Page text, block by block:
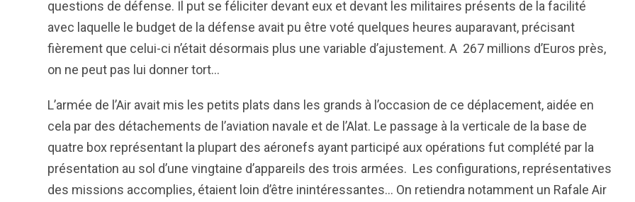
questions de défense. Il put se féliciter devant eux et devant les militaires présents de la facilité
avec laquelle le budget de la défense avait pu être voté quelques heures auparavant, précisant
fièrement que celui-ci n’était désormais plus une variable d’ajustement. A 267 millions d’Euros près,
on ne peut pas lui donner tort…
L’armée de l’Air avait mis les petits plats dans les grands à l’occasion de ce déplacement, aidée en
cela par des détachements de l’aviation navale et de l’Alat. Le passage à la verticale de la base de
quatre box représentant la plupart des aéronefs ayant participé aux opérations fut complété par la
présentation au sol d’une vingtaine d’appareils des trois armées. Les configurations, représentatives
des missions accomplies, étaient loin d’être inintéressantes… On retiendra notamment un Rafale Air